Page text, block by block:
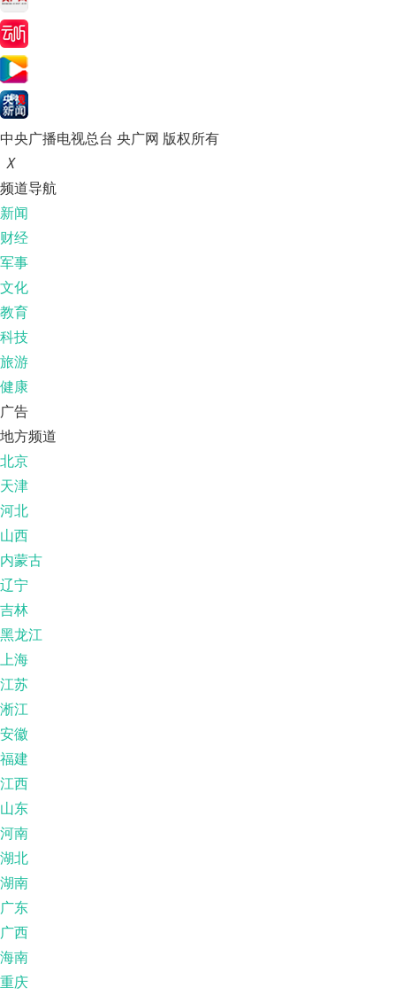
中央广播电视总台 央广网 版权所有
X
频道导航
新闻
财经
军事
文化
教育
科技
旅游
健康
广告
地方频道
北京
天津
河北
山西
内蒙古
辽宁
吉林
黑龙江
上海
江苏
淅江
安徽
福建
江西
山东
河南
湖北
湖南
广东
广西
海南
重庆